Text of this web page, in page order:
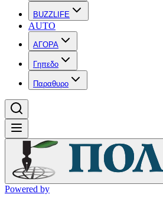
BUZZLIFE
AUTO
ΑΓΟΡΑ
Γηπεδο
Παραθυρο
Powered by